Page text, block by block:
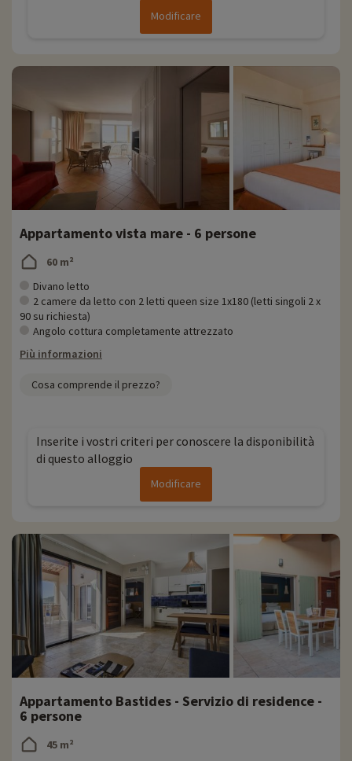
Modificare
Appartamento vista mare - 6 persone
60 m²
Divano letto
2 camere da letto con 2 letti queen size 1x180 (letti singoli 2 x
90 su richiesta)
Angolo cottura completamente attrezzato
Più informazioni
Cosa comprende il prezzo?
Inserite i vostri criteri per conoscere la disponibilità
di questo alloggio
Modificare
Appartamento Bastides - Servizio di residence -
6 persone
45 m²